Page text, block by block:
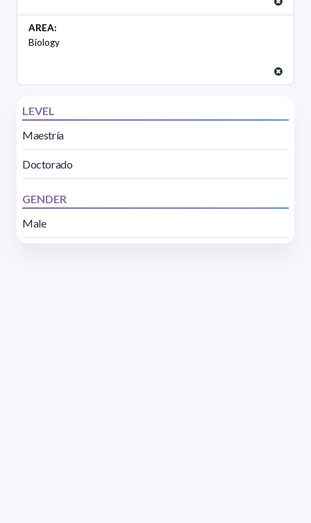
AREA:
Biology
LEVEL
Maestría
Doctorado
GENDER
Male